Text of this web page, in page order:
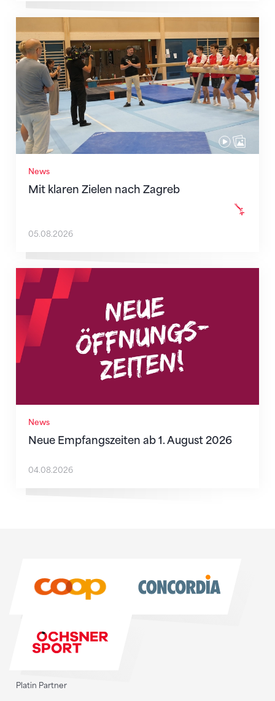
News
Mit klaren Zielen nach Zagreb
Mit klaren Zielen nach Zagreb
05.08.2026
News
Neue Empfangszeiten ab 1. August 2026
Neue Empfangszeiten ab 1. August 2026
04.08.2026
Platin Partner